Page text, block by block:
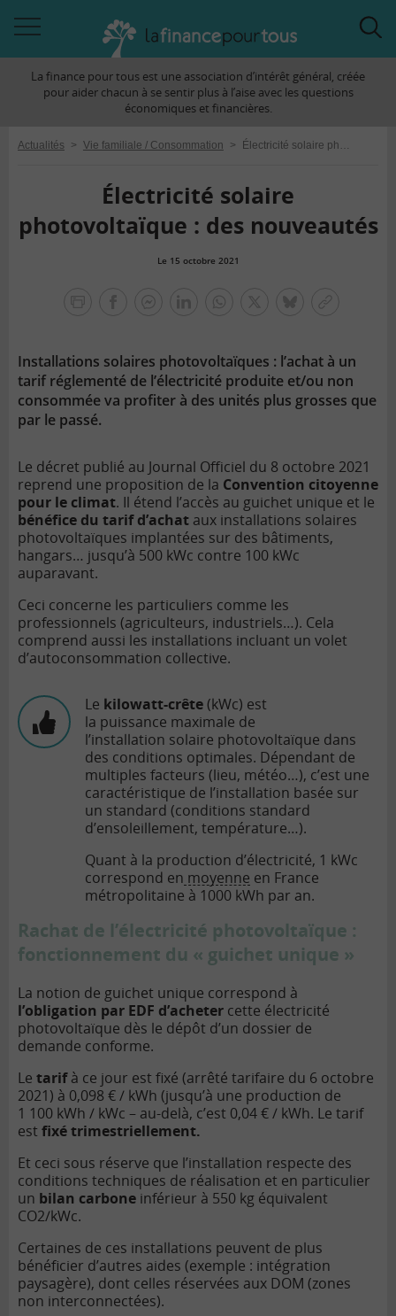
àLa finance pour tous est une association d’intérêt général, créée
pour aider chacun à se sentir plus à l’aise avec les questions
économiques et financières.
Actualités > Vie familiale / Consommation > Électricité solaire photovoltaïque : des nouveautés
Électricité solaire
photovoltaïque : des nouveautés
Le 15 octobre 2021
Installations solaires photovoltaïques : l’achat à un
tarif réglementé de l’électricité produite et/ou non
consommée va profiter à des unités plus grosses que
par le passé.
Le décret publié au Journal Officiel du 8 octobre 2021
reprend une proposition de la Convention citoyenne
pour le climat. Il étend l’accès au guichet unique et le
bénéfice du tarif d’achat aux installations solaires
photovoltaïques implantées sur des bâtiments,
hangars… jusqu’à 500 kWc contre 100 kWc
auparavant.
Ceci concerne les particuliers comme les
professionnels (agriculteurs, industriels…). Cela
comprend aussi les installations incluant un volet
d’autoconsommation collective.
Le kilowatt-crête(kWc) est
la puissance maximale de
l’installation solaire photovoltaïque dans
des conditions optimales. Dépendant de
multiples facteurs (lieu, météo…), c’est une
caractéristique de l’installation basée sur
un standard (conditions standard
d’ensoleillement, température…).
Quant à la production d’électricité, 1 kWc
correspond en moyenne en France
métropolitaine à 1000 kWh par an.
Rachat de l’électricité photovoltaïque :
fonctionnement du « guichet unique »
La notion de guichet unique correspond à
l’obligation par EDF d’acheter cette électricité
photovoltaïque dès le dépôt d’un dossier de
demande conforme.
Le tarifà ce jour est fixé (arrêté tarifaire du 6 octobre
2021) à 0,098 € / kWh (jusqu’à une production de
1 100 kWh / kWc – au-delà, c’est 0,04 € / kWh. Le tarif
est fixé trimestriellement.
Et ceci sous réserve que l’installation respecte des
conditions techniques de réalisation et en particulier
un bilan carbone inférieur à 550 kg équivalent
CO2/kWc.
Certaines de ces installations peuvent de plus
bénéficier d’autres aides (exemple : intégration
paysagère), dont celles réservées aux DOM (zones
non interconnectées).